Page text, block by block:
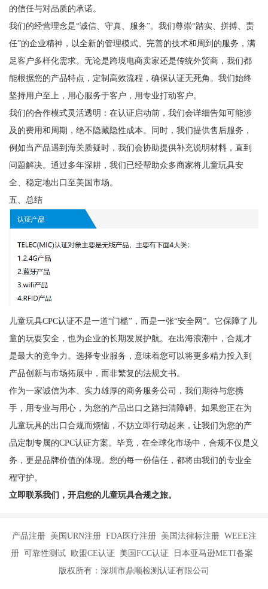
的信任与对品质的承诺。
我们的经营理念是“诚信、守真、服务”。我们尊崇“踏实、拼搏、责
任”的企业精神，以全新的管理模式、完善的技术和周到的服务，满
足客户多样化需求。无论是跨境电商卖家还是传统外贸商，我们都
能根据您的产品特点，定制高效流程，确保认证无死角。我们始终
坚持用户至上，用心服务于客户，用专业打动客户。
我们的合作模式灵活透明：在认证启动前，我们会详细告知可能涉
及的费用和周期，绝不隐藏隐性成本。同时，我们提供售后服务，
例如当产品遇到海关质疑时，我们会协助提供补充说明材料，直到
问题解决。通过多年深耕，我们已经帮助众多商家将儿童玩具安
全、稳定地出口至美国市场。
五、总结
儿童玩具CPC认证不是一道“门槛”，而是一张“安全网”。它保障了儿
童的玩耍安全，也为企业的长期发展护航。在出海浪潮中，合规才
是最大的竞争力。选择专业服务，意味着您可以将更多精力投入到
产品创新与市场拓展中，而非繁复的法规文书。
作为一家诚信为本、实力雄厚的商务服务公司，我们期待与您携
手，用专业与用心，为您的产品出口之路扫清障碍。如果您正在为
儿童玩具的出口合规而烦恼，不妨立即行动起来，让我们为您的产
品定制专属的CPC认证方案。毕竟，在全球化市场中，合规不仅是义
务，更是品牌价值的体现。您的每一份信任，都将由我们的专业全
程守护。
立即联系我们，开启您的儿童玩具合规之旅。
产品注册 美国URN注册 FDA医疗注册 美国法律标注册 WEEE注
册 可靠性测试 欧盟CE认证 美国FCC认证 日本亚马逊METI备案
版权所有：深圳市鼎顺检测认证有限公司